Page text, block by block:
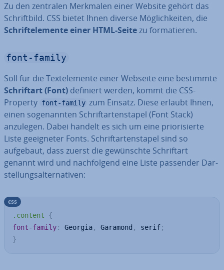
Zu den zentralen Merkmalen einer Website gehört das
Schrift­bild. CSS bietet Ihnen diverse Mög­lich­kei­ten, die
Schrif­t­ele­men­te einer HTML-Seitezu for­ma­tie­ren.
font-family
Soll für die Text­ele­men­te einer Webseite eine bestimmte
Schrift­art (Font) definiert werden, kommt die CSS-
Property font-family zum Einsatz. Diese erlaubt Ihnen,
einen so­ge­nann­ten Schrift­ar­ten­sta­pel (Font Stack)
anzulegen. Dabei handelt es sich um eine prio­ri­sier­te
Liste ge­eig­ne­ter Fonts. Schrift­ar­ten­sta­pel sind so
aufgebaut, dass zuerst die ge­wünsch­te Schrift­art
genannt wird und nach­fol­gend eine Liste passender Dar­
stel­lungs­al­ter­na­ti­ven:
.content
{
font-family: Georgia, Garamond , serif;
}
css